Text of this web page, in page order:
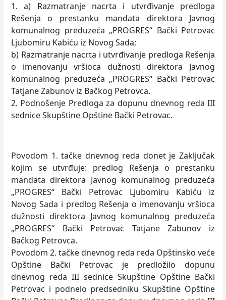
1. a) Razmatranje nacrta i utvrđivanje predloga
Rešenja o prestanku mandata direktora Javnog
komunalnog preduzeća „PROGRES“ Bački Petrovac
Ljubomiru Kabiću iz Novog Sada;
b) Razmatranje nacrta i utvrđivanje predloga Rešenja
o imenovanju vršioca dužnosti direktora Javnog
komunalnog preduzeća „PROGRES“ Bački Petrovac
Tatjane Zabunov iz Bačkog Petrovca.
2. Podnošenje Predloga za dopunu dnevnog reda III
sednice Skupštine Opštine Bački Petrovac.
Povodom 1. tačke dnevnog reda donet je Zaključak
kojim se utvrđuje: predlog Rešenja o prestanku
mandata direktora Javnog komunalnog preduzeća
„PROGRES“ Bački Petrovac Ljubomiru Kabiću iz
Novog Sada i predlog Rešenja o imenovanju vršioca
dužnosti direktora Javnog komunalnog preduzeća
„PROGRES“ Bački Petrovac Tatjane Zabunov iz
Bačkog Petrovca.
Povodom 2. tačke dnevnog reda reda Opštinsko veće
Opštine Bački Petrovac je predložilo dopunu
dnevnog reda III sednice Skupštine Opštine Bački
Petrovac i podnelo predsedniku Skupštine Opštine